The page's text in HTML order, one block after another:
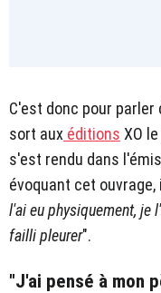
C'est donc pour parler
sort aux éditions XO
s'est rendu dans
évoquant cet
l'ai eu physiquement, je
failli pleurer".
"J'ai pensé à mon